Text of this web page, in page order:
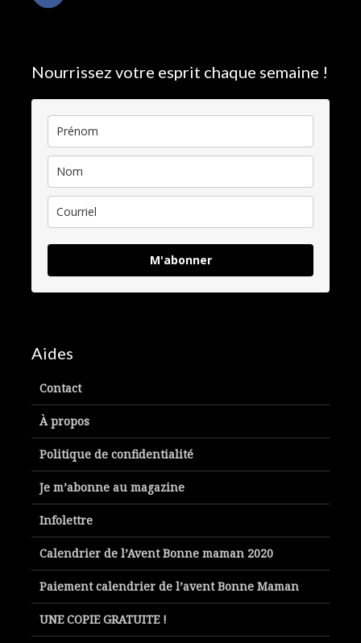
Nourrissez votre esprit chaque semaine !
M'abonner
Aides
Contact
À propos
Politique de confidentialité
Je m’abonne au magazine
Infolettre
Calendrier de l’Avent Bonne maman 2020
Paiement calendrier de l’avent Bonne Maman
UNE COPIE GRATUITE !